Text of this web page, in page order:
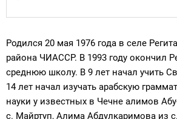
Родился 20 мая 1976 года в селе
района ЧИАССР. В 1993 году окончил
среднюю школу. В 9 лет начал учить
14 лет начал изучать арабскую
науки у известных в Чечне алимов
с. Майртуп, Алима Абдулкаримова из